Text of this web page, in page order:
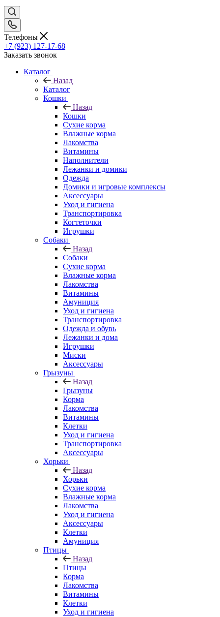
Телефоны
+7 (923) 127-17-68
Заказать звонок
Каталог
Назад
Каталог
Кошки
Назад
Кошки
Сухие корма
Влажные корма
Лакомства
Витамины
Наполнители
Лежанки и домики
Одежда
Домики и игровые комплексы
Аксессуары
Уход и гигиена
Транспортировка
Когтеточки
Игрушки
Собаки
Назад
Собаки
Сухие корма
Влажные корма
Лакомства
Витамины
Амуниция
Уход и гигиена
Транспортировка
Одежда и обувь
Лежанки и дома
Игрушки
Миски
Аксессуары
Грызуны
Назад
Грызуны
Корма
Лакомства
Витамины
Клетки
Уход и гигиена
Транспортировка
Аксессуары
Хорьки
Назад
Хорьки
Сухие корма
Влажные корма
Лакомства
Уход и гигиена
Аксессуары
Клетки
Амуниция
Птицы
Назад
Птицы
Корма
Лакомства
Витамины
Клетки
Уход и гигиена